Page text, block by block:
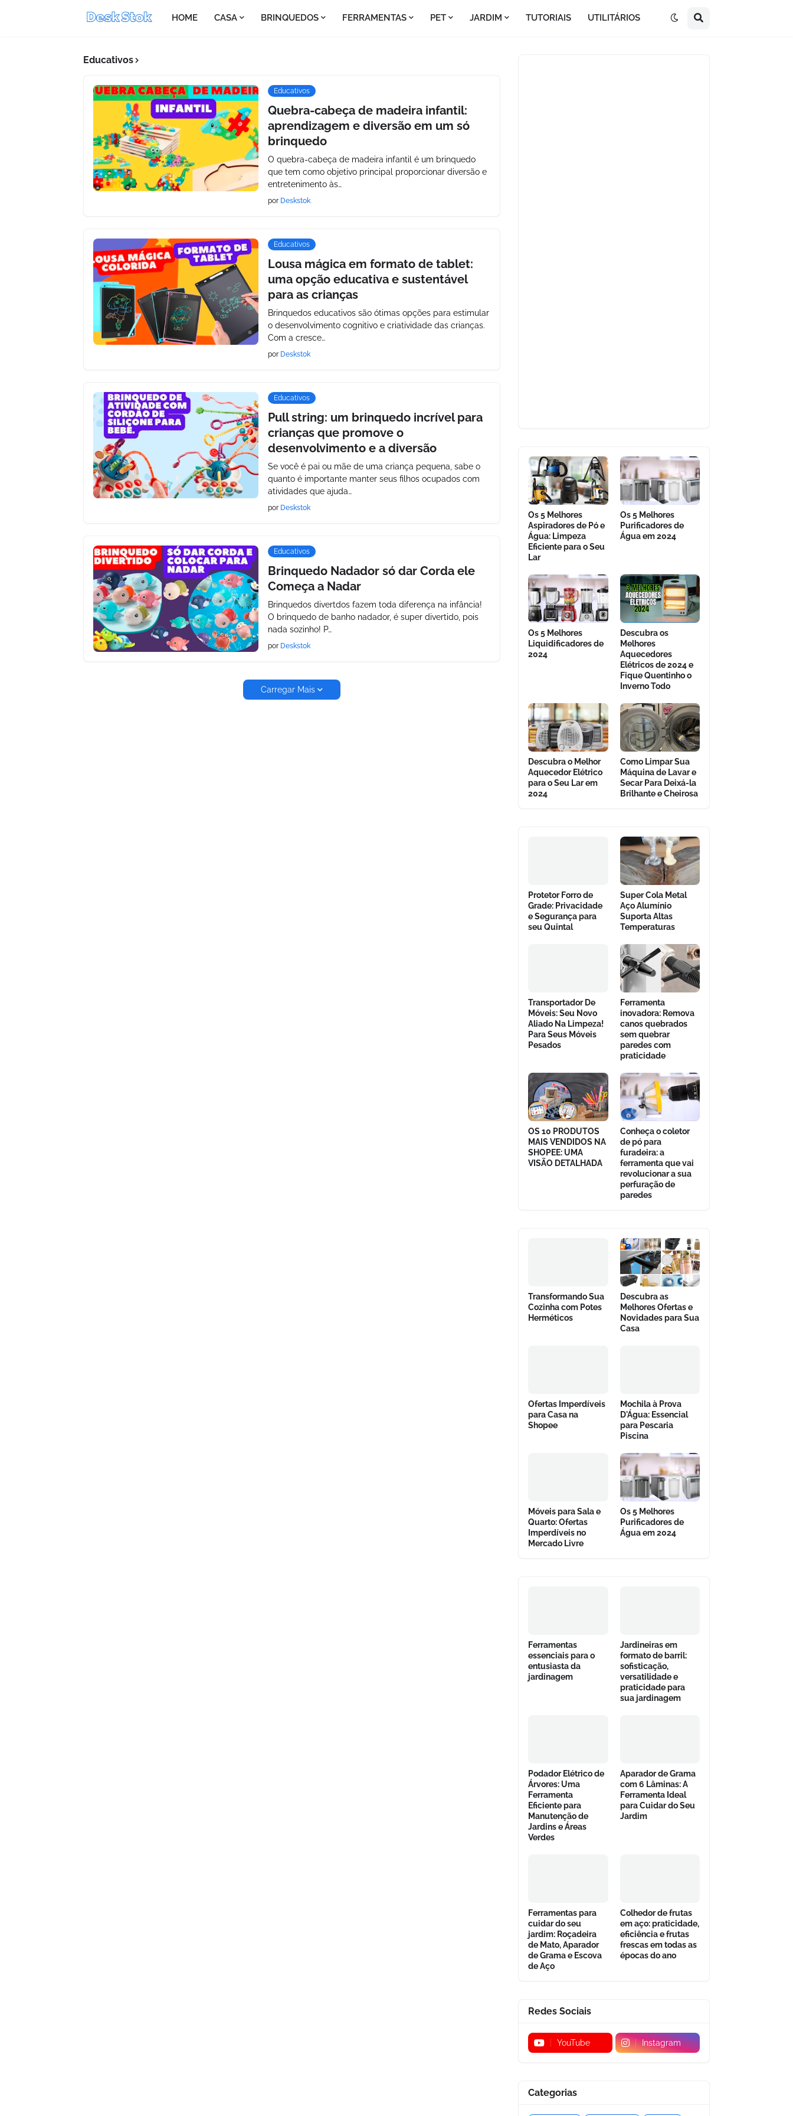
HOME CASA BRINQUEDOS FERRAMENTAS PET JARDIM TUTORIAIS UTILITÁRIOS
Educativos
Educativos
Quebra-cabeça de madeira infantil:
aprendizagem e diversão em um só
brinquedo
O quebra-cabeça de madeira infantil é um brinquedo
que tem como objetivo principal proporcionar diversão e
entretenimento às…
por Deskstok
Educativos
Lousa mágica em formato de tablet:
uma opção educativa e sustentável
para as crianças
Brinquedos educativos são ótimas opções para estimular
o desenvolvimento cognitivo e criatividade das crianças.
Com a cresce…
por Deskstok
Educativos
Pull string: um brinquedo incrível para
crianças que promove o
desenvolvimento e a diversão
Se você é pai ou mãe de uma criança pequena, sabe o
quanto é importante manter seus filhos ocupados com
atividades que ajuda…
por Deskstok
Educativos
Brinquedo Nadador só dar Corda ele
Começa a Nadar
Brinquedos divertdos fazem toda diferença na infância!
O brinquedo de banho nadador, é super divertido, pois
nada sozinho! P…
por Deskstok
Carregar Mais
Os 5 Melhores
Aspiradores de Pó e
Água: Limpeza
Eficiente para o Seu
Lar
Os 5 Melhores
Purificadores de
Água em 2024
Os 5 Melhores
Liquidificadores de
2024
Descubra os
Melhores
Aquecedores
Elétricos de 2024 e
Fique Quentinho o
Inverno Todo
Descubra o Melhor
Aquecedor Elétrico
para o Seu Lar em
2024
Como Limpar Sua
Máquina de Lavar e
Secar Para Deixá-la
Brilhante e Cheirosa
Protetor Forro de
Grade: Privacidade
e Segurança para
seu Quintal
Super Cola Metal
Aço Alumínio
Suporta Altas
Temperaturas
Transportador De
Móveis: Seu Novo
Aliado Na Limpeza!
Para Seus Móveis
Pesados
Ferramenta
inovadora: Remova
canos quebrados
sem quebrar
paredes com
praticidade
OS 10 PRODUTOS
MAIS VENDIDOS NA
SHOPEE: UMA
VISÃO DETALHADA
Conheça o coletor
de pó para
furadeira: a
ferramenta que vai
revolucionar a sua
perfuração de
paredes
Transformando Sua
Cozinha com Potes
Herméticos
Descubra as
Melhores Ofertas e
Novidades para Sua
Casa
Ofertas Imperdíveis
para Casa na
Shopee
Mochila à Prova
D'Água: Essencial
para Pescaria
Piscina
Móveis para Sala e
Quarto: Ofertas
Imperdíveis no
Mercado Livre
Os 5 Melhores
Purificadores de
Água em 2024
Ferramentas
essenciais para o
entusiasta da
jardinagem
Jardineiras em
formato de barril:
sofisticação,
versatilidade e
praticidade para
sua jardinagem
Podador Elétrico de
Árvores: Uma
Ferramenta
Eficiente para
Manutenção de
Jardins e Áreas
Verdes
Aparador de Grama
com 6 Lâminas: A
Ferramenta Ideal
para Cuidar do Seu
Jardim
Ferramentas para
cuidar do seu
jardim: Roçadeira
de Mato, Aparador
de Grama e Escova
de Aço
Colhedor de frutas
em aço: praticidade,
eficiência e frutas
frescas em todas as
épocas do ano
Redes Sociais
YouTube Instagram
Categorias